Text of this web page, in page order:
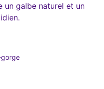
un galbe naturel et un